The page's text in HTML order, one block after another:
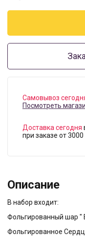
Самовывоз
Посмотреть
Доставка сегодня
при заказе от 3000
Описание
В набор входит:
Фольгированный шар "
Фольгированное